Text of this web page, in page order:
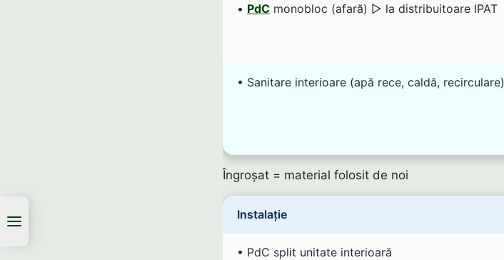
• PdC monobloc (afară) ▻ la distribuitoare IPAT
• Sanitare interioare (apă rece, caldă, recirculare)
Îngroșat = material folosit de noi
Instalație
• PdC split unitate interioară